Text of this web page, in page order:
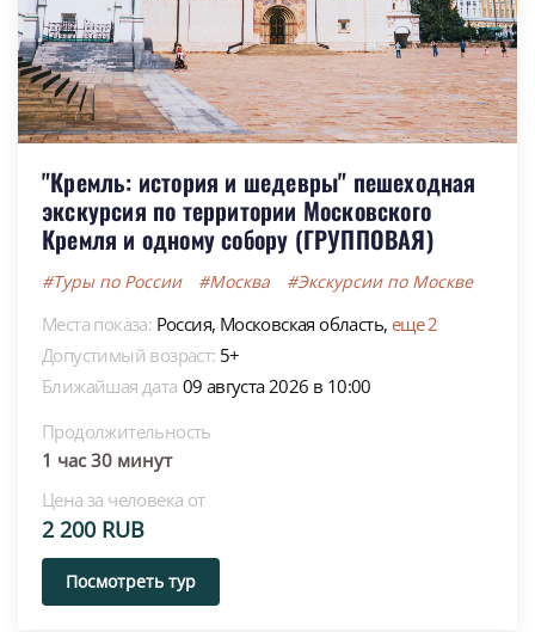
"Кремль: история и шедевры" пешеходная
экскурсия по территории Московского
Кремля и одному собору (ГРУППОВАЯ)
#Туры по России #Москва #Экскурсии по Москве
Места показа: Россия, Московская область, еще 2
Допустимый возраст: 5+
Ближайшая дата 09 августа 2026 в 10:00
Продолжительность
1 час 30 минут
Цена за человека от
2 200 RUB
Посмотреть тур